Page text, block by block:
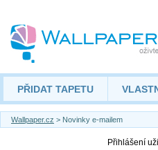
PŘIDAT TAPETU
Wallpaper.cz > Novinky e-mailem